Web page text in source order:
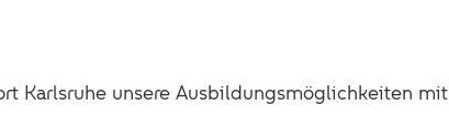
Karlsruhe unsere Ausbildungsmöglichkeiten mit